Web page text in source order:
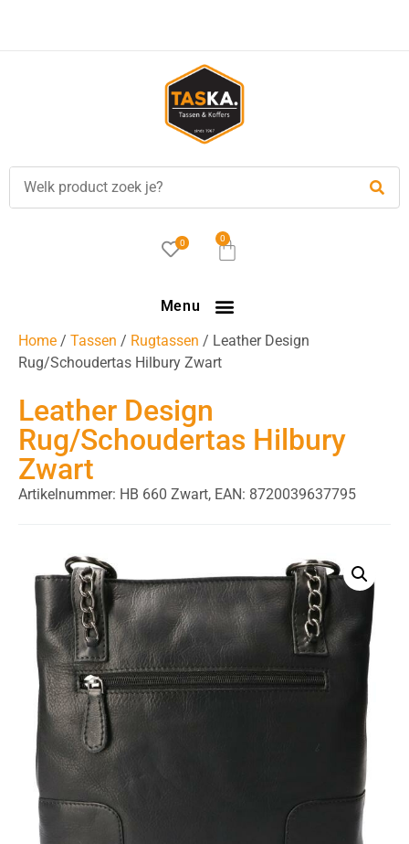
0 0
Menu
Home / Tassen / Rugtassen / Leather Design
Rug/Schoudertas Hilbury Zwart
Leather Design
Rug/Schoudertas Hilbury
Zwart
Artikelnummer: HB 660 Zwart, EAN: 8720039637795